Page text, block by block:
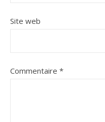
Site web
Commentaire *